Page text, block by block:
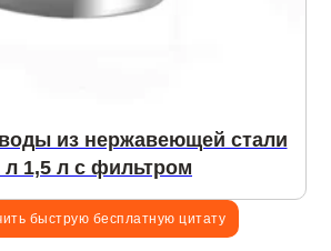
из нержавеющей стали
л 1,5 л с фильтром
быструю бесплатную цитату